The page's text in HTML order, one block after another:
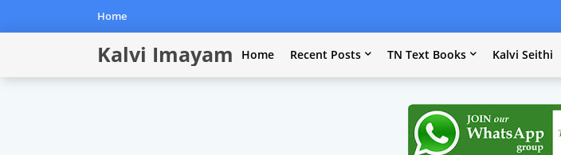
Home
Kalvi Imayam Home Recent Posts TN Text Books Kalvi Seithi